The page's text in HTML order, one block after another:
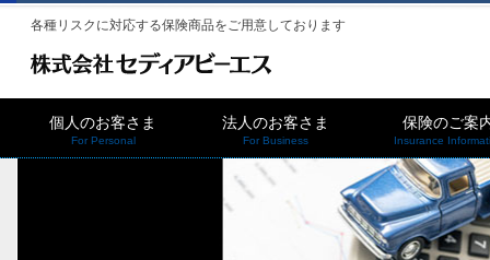
各種リスクに対応する保険商品をご用意しております
個人のお客さま
For Personal
法人のお客さま
For Business
保険のご案
Insurance